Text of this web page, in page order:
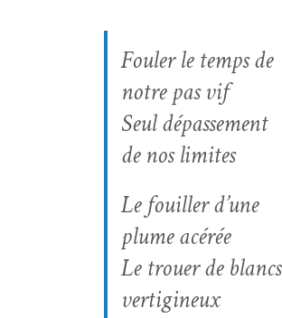
Fouler le temps de
notre pas vif
Seul dépasse­ment
de nos limites
Le fouiller d’une
plume acérée
Le trouer de blancs
vertigineux